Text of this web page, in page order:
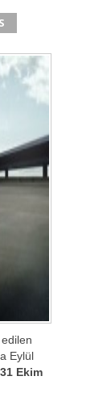
edilen
Eylül
Ekim